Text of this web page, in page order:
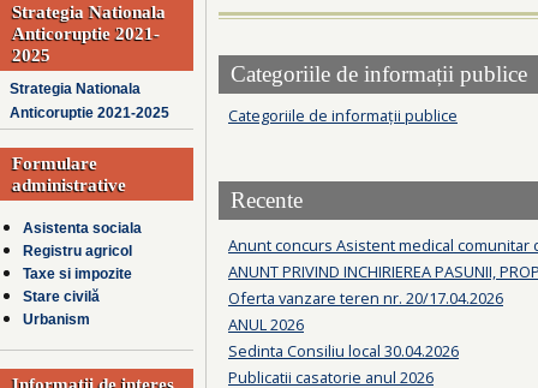
Strategia Nationala
Anticoruptie 2021-
2025
Strategia Nationala
Anticoruptie 2021-2025
Formulare
administrative
Asistenta sociala
Registru agricol
Taxe si impozite
Stare civilă
Urbanism
Informatii de interes
Categoriile de informații publice
Categoriile de informații publice
Recente
Anunt concurs Asistent medical comunitar
ANUNT PRIVIND INCHIRIEREA PASUNII,
Oferta vanzare teren nr. 20/17.04.2026
ANUL 2026
Sedinta Consiliu local 30.04.2026
Publicatii casatorie anul 2026